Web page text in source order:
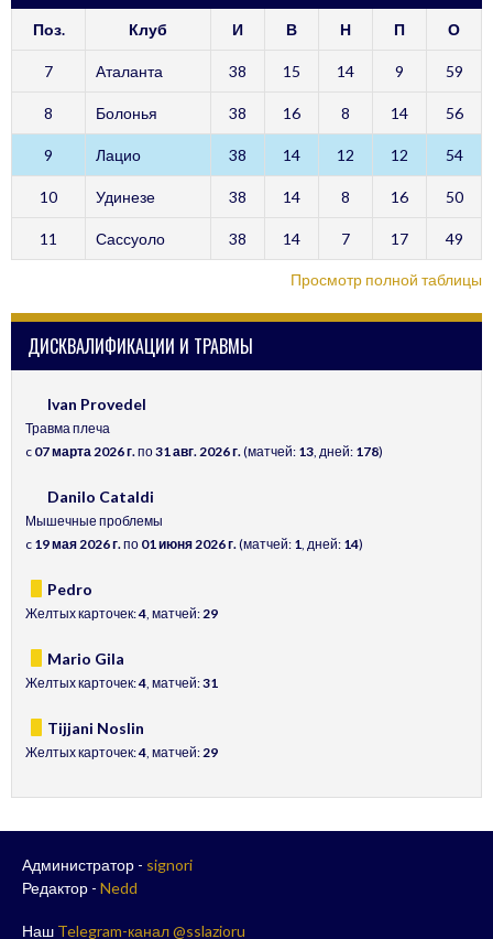
Поз. Клуб И В Н П О
7 Аталанта 38 15 14 9 59
8 Болонья 38 16 8 14 56
9 Лацио 38 14 12 12 54
10 Удинезе 38 14 8 16 50
11 Сассуоло 38 14 7 17 49
Просмотр полной таблицы
ДИСКВАЛИФИКАЦИИ И ТРАВМЫ
Ivan Provedel
Травма плеча
c 07 марта 2026 г.по31 авг. 2026 г.(матчей: 13, дней: 178)
Danilo Cataldi
Мышечные проблемы
c 19 мая 2026 г.по 01 июня 2026 г.(матчей: 1, дней: 14)
Pedro
Желтых карточек:4, матчей:29
Mario Gila
Желтых карточек:4, матчей:31
Tijjani Noslin
Желтых карточек:4, матчей:29
Администратор - signori
Редактор - Nedd
Наш Telegram-канал @sslazioru